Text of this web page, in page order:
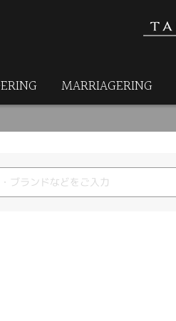
MARRIAGERING